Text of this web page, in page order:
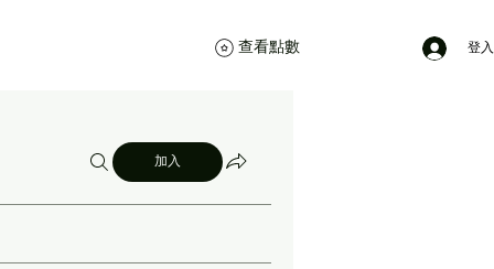
查看點數 登入
加入